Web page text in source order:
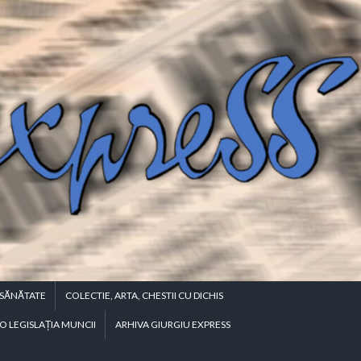
SĂNĂTATE COLECTIE, ARTA, CHESTII CU DICHIS
LEGISLAŢIA MUNCII ARHIVA GIURGIU EXPRESS